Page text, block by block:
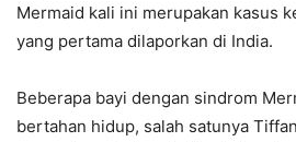
Mermaid kali ini merupakan kasus
yang pertama dilaporkan di India.
Beberapa bayi dengan sindrom
bertahan hidup, salah satunya